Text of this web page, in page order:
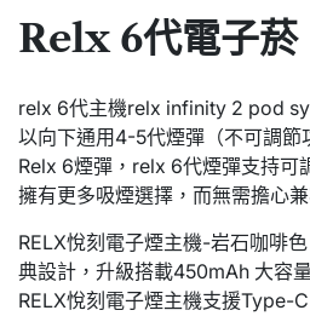
Relx 6代電子菸
relx 6代主機relx infinity 2 pod
以向下通用4-5代煙彈（不可調節
Relx 6煙彈，relx 6代煙彈支持可
擁有更多吸煙選擇，而無需擔心
RELX悅刻電子煙主機-岩石咖啡
典設計，升級搭載450mAh 大容
RELX悅刻電子煙主機支援Type-